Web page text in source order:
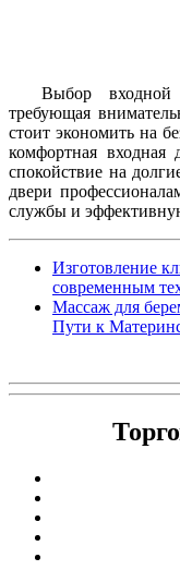
Выбор входной
требующая
стоит экономить на
комфортная
спокойствие на
двери
службы и
Изготовление
современным
Массаж для
Пути к